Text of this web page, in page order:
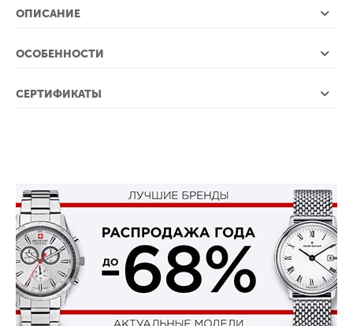
ОПИСАНИЕ
ОСОБЕННОСТИ
СЕРТИФИКАТЫ